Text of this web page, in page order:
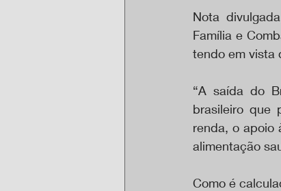
Nota
Família e
tendo em vista
“A saída do
brasileiro que
renda, o apoio
alimentação
Como é